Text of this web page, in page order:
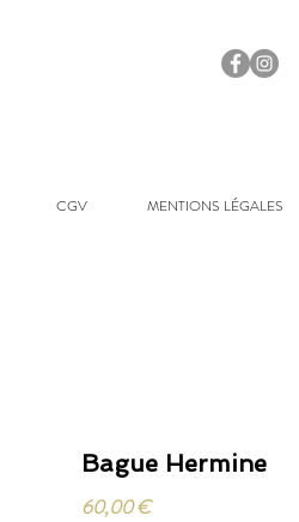
CGV MENTIONS LÉGALES
Bague Hermine
60,00 €Prix